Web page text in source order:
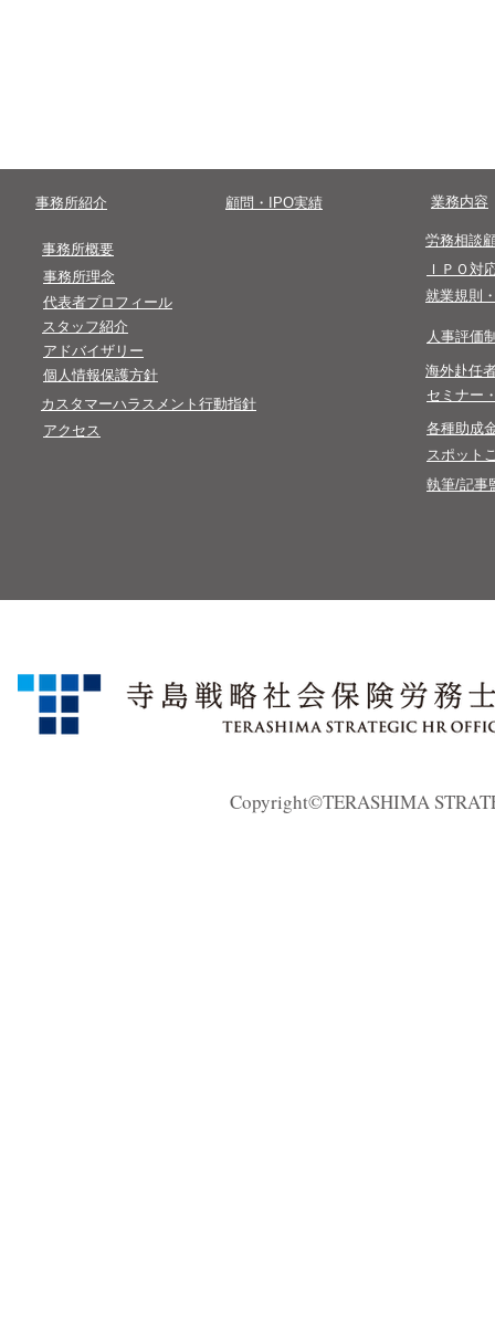
受付時間終了後のお問い合わせは翌営業
​事務所紹介 ​顧問・IPO実績
​事務所概要
事務所理念
代表者プロフィール
​スタッフ紹介
​アドバイザリー
​個人情報保護方針​
カスタマーハラスメント行動指針
アクセス
​業務内容
労務相談
ＩＰＯ対
就業規則
人事評価
海外赴任
セミナー
各種助成
スポット
執筆/記事
Copyright©TERASHIMA